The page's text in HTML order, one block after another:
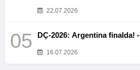
22.07.2026
05 DÇ-2026: Argentina finalda! -
16.07.2026